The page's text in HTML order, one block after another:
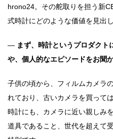
hrono24。その舵取りを担う新
式時計にどのような価値を見出
― まず、時計というプロダク
や、個人的なエピソードをお聞
子供の頃から、フィルムカメラ
れており、古いカメラを買って
時計にも、カメラに近い親しみ
道具であること、世代を超えて